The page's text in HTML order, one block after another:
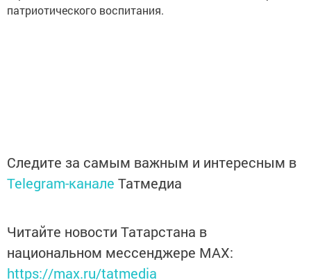
патриотического воспитания.
Следите за самым важным и интересным в
Telegram-канале Татмедиа
Читайте новости Татарстана в
национальном мессенджере MАХ:
https://max.ru/tatmedia